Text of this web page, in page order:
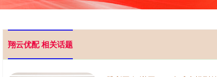
翔云优配 相关话题